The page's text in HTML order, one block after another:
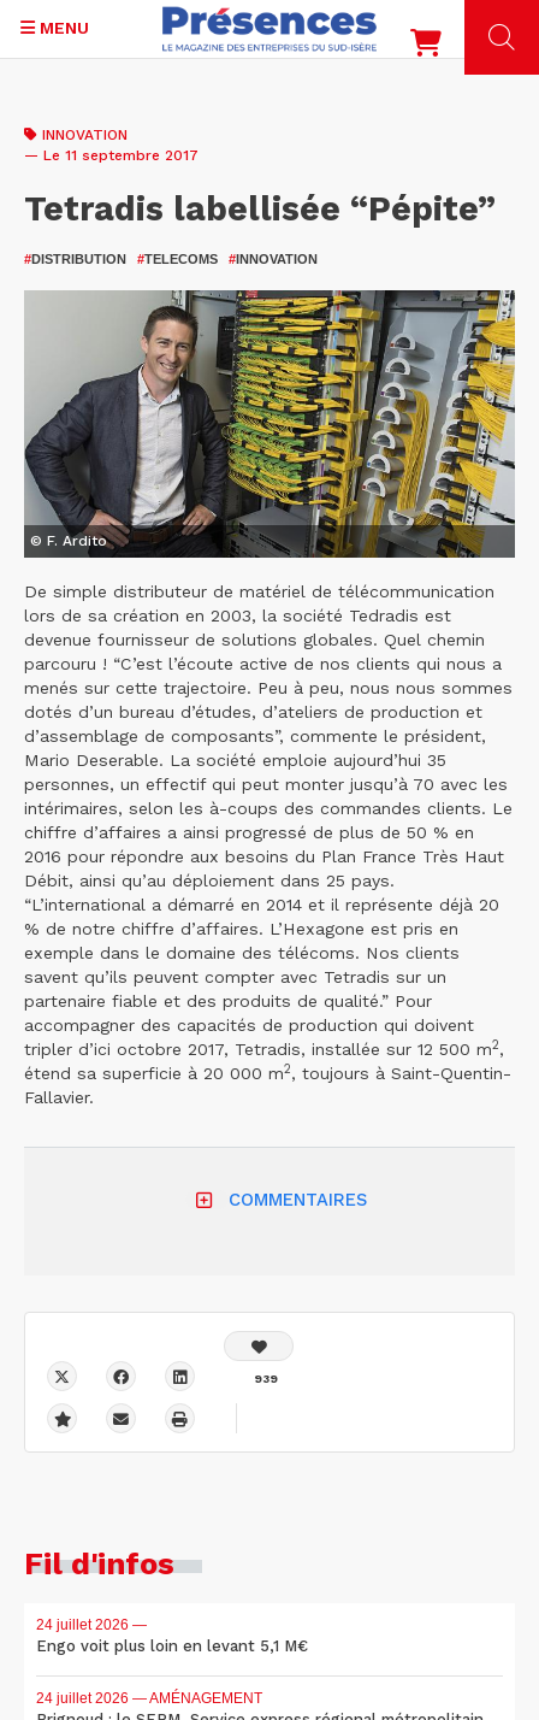
contenu
MENU
INNOVATION
— Le 11 septembre 2017
Tetradis labellisée “Pépite”
#DISTRIBUTION #TELECOMS #INNOVATION
© F. Ardito
De simple distributeur de matériel de télécommunication
lors de sa création en 2003, la société Tedradis est
devenue fournisseur de solutions globales. Quel chemin
parcouru ! “C’est l’écoute active de nos clients qui nous a
menés sur cette trajectoire. Peu à peu, nous nous sommes
dotés d’un bureau d’études, d’ateliers de production et
d’assemblage de composants”, commente le président,
Mario Deserable. La société emploie aujourd’hui 35
personnes, un effectif qui peut monter jusqu’à 70 avec les
intérimaires, selon les à-coups des commandes clients. Le
chiffre d’affaires a ainsi progressé de plus de 50 % en
2016 pour répondre aux besoins du Plan France Très Haut
Débit, ainsi qu’au déploiement dans 25 pays.
“L’international a démarré en 2014 et il représente déjà 20
% de notre chiffre d’affaires. L’Hexagone est pris en
exemple dans le domaine des télécoms. Nos clients
savent qu’ils peuvent compter avec Tetradis sur un
partenaire fiable et des produits de qualité.” Pour
accompagner des capacités de production qui doivent
tripler d’ici octobre 2017, Tetradis, installée sur 12 500 m2,
étend sa superficie à 20 000 m2, toujours à Saint-Quentin-
Fallavier.
COMMENTAIRES
939
Fil d'infos
24 juillet 2026 —
Engo voit plus loin en levant 5,1 M€
24 juillet 2026 — AMÉNAGEMENT